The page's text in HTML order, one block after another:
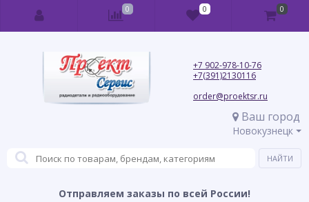
+7 902-978-10-76
+7(391)2130116
order@proektsr.ru
Ваш город
Новокузнецк
Отправляем заказы по всей России!
0 0 0